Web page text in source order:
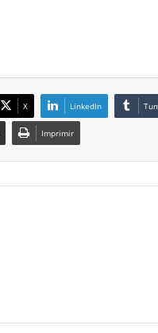
X LinkedIn
Imprimir